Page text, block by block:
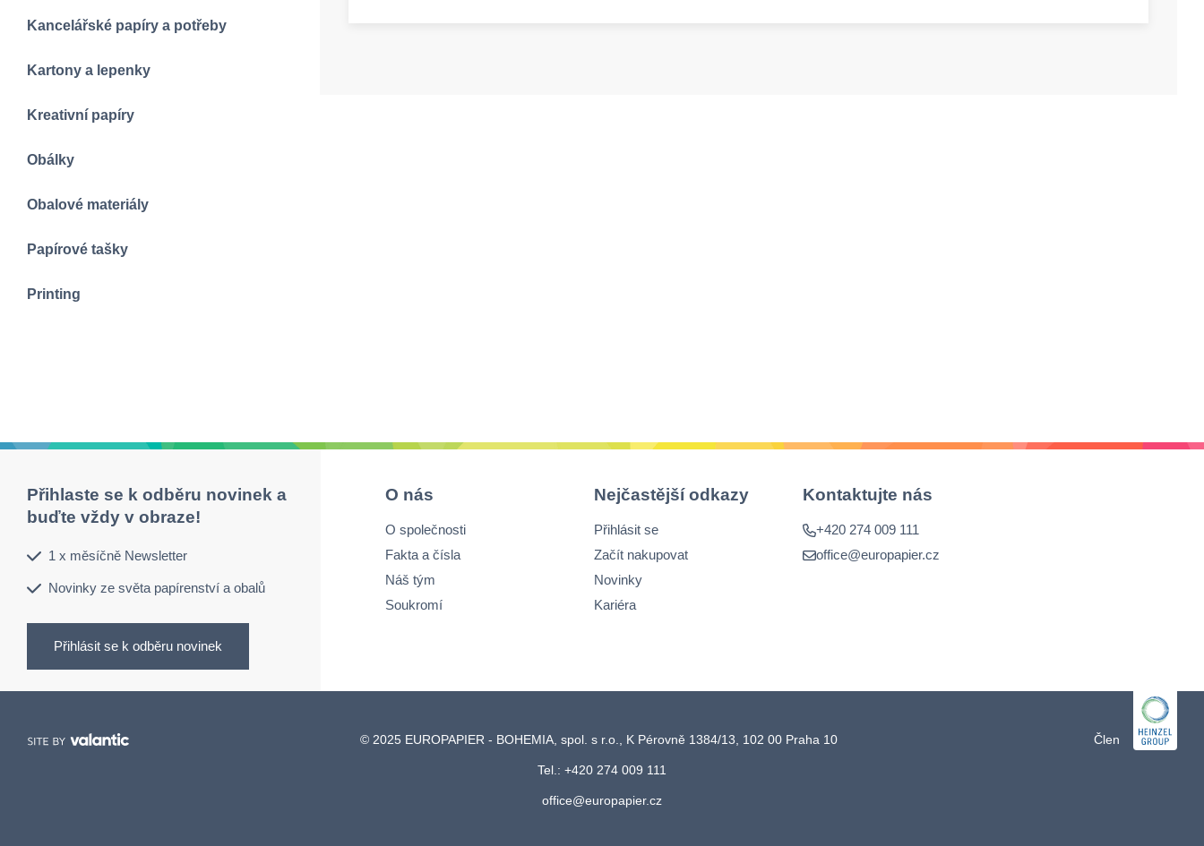
Kancelářské papíry a potřeby
Kartony a lepenky
Kreativní papíry
Obálky
Obalové materiály
Papírové tašky
Printing
Přihlaste se k odběru novinek a
buďte vždy v obraze!
1 x měsíčně Newsletter
Novinky ze světa papírenství a obalů
Přihlásit se k odběru novinek
O nás
O společnosti
Fakta a čísla
Náš tým
Soukromí
Nejčastější odkazy
Přihlásit se
Začít nakupovat
Novinky
Kariéra
Kontaktujte nás
+420 274 009 111
office@europapier.cz
© 2025 EUROPAPIER - BOHEMIA, spol. s r.o., K Pérovně 1384/13, 102 00 Praha 10
Tel.: +420 274 009 111
office@europapier.cz
Člen